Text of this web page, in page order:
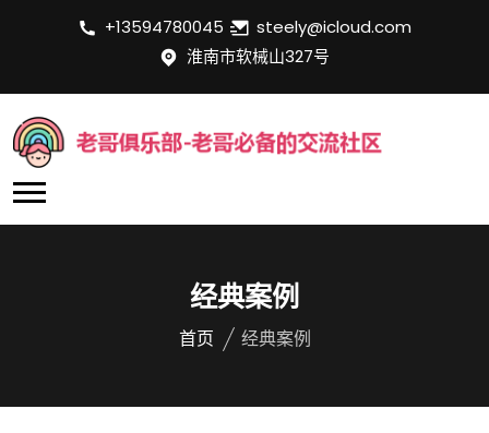
+13594780045
steely@icloud.com
淮南市软械山327号
经典案例
首页 经典案例